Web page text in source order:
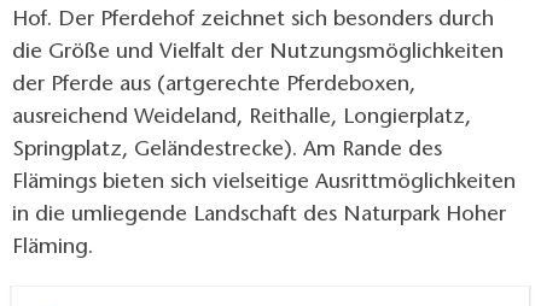
Hof. Der Pferdehof zeichnet sich besonders durch
die Größe und Vielfalt der Nutzungsmöglichkeiten
der Pferde aus (artgerechte Pferdeboxen,
ausreichend Weideland, Reithalle, Longierplatz,
Springplatz, Geländestrecke). Am Rande des
Flämings bieten sich vielseitige Ausrittmöglichkeiten
in die umliegende Landschaft des Naturpark Hoher
Fläming.